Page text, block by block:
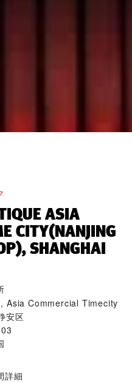
ASIA
CITY(NANJING
SHANGHAI‬
Asia Commercial Timecity
安区
詳細